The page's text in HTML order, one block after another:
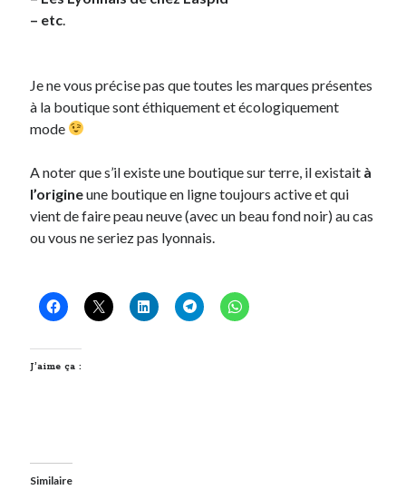
Post inutile
Sorties cuculturelles
Tavukoi
Vidéos
– etc.
Je ne vous précise pas que toutes les marques présentes
à la boutique sont éthiquement et écologiquement
mode
A noter que s’il existe une boutique sur terre, il existait à
l’origineune boutique en ligne toujours active et qui
vient de faire peau neuve (avec un beau fond noir) au cas
ou vous ne seriez pas lyonnais.
J’aime ça :
Similaire